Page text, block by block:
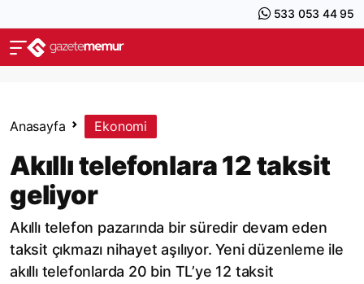
533 053 44 95
Anasayfa Ekonomi
Akıllı telefonlara 12 taksit
geliyor
Akıllı telefon pazarında bir süredir devam eden
taksit çıkmazı nihayet aşılıyor. Yeni düzenleme ile
akıllı telefonlarda 20 bin TL’ye 12 taksit